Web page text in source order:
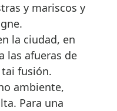
y mariscos y
la ciudad, en
las afueras de
fusión.
ambiente,
Para una